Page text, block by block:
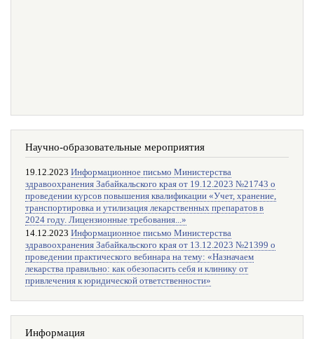
Научно-образовательные мероприятия
19.12.2023 Информационное письмо Министерства
здравоохранения Забайкальского края от 19.12.2023 №21743 о
проведении курсов повышения квалификации «Учет, хранение,
транспортировка и утилизация лекарственных препаратов в
2024 году. Лицензионные требования...»
14.12.2023 Информационное письмо Министерства
здравоохранения Забайкальского края от 13.12.2023 №21399 о
проведении практического вебинара на тему: «Назначаем
лекарства правильно: как обезопасить себя и клинику от
привлечения к юридической ответственности»
Информация